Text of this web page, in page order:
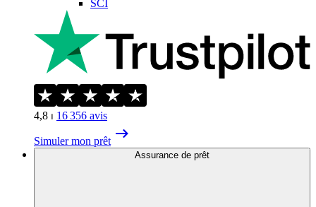
SCI
4,8 ⏐ 16 356 avis
Simuler mon prêt
Assurance de prêt